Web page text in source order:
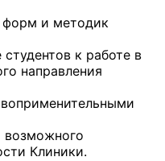
и методик
к работе в
направления
Клиники.